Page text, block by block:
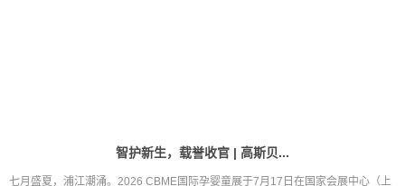
智护新生，载誉收官 | 高斯贝...
七月盛夏，浦江潮涌。2026 CBME国际孕婴童展于7月17日在国家会展中心（上